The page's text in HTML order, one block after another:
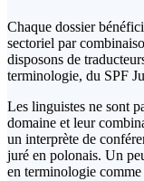
Chaque dossier
sectoriel par
disposons de
terminologie, du SPF
Les linguistes ne sont
domaine et leur
un interprète de
juré en polonais. Un
en terminologie comme